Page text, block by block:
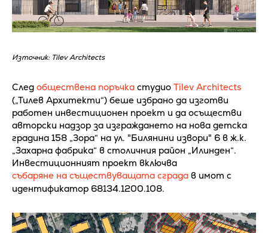
Източник: Tilev Architects
След обществена поръчка студио Tilev Architects
(„Тилев Архитекти“) беше избрано да изготви
работен инвестиционен проект и да осъществи
авторски надзор за изграждането на нова детска
градина 158 „Зора“ на ул. "Билянини извори" 6 в ж.к.
„Захарна фабрика“ в столичния район „Илинден“.
Инвестиционният проект включва
събаряне на съществуващата сграда в имот с
идентификатор 68134.1200.108.